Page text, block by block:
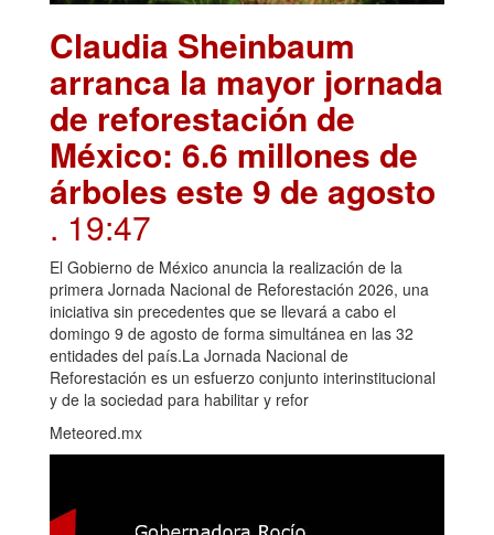
Claudia Sheinbaum
arranca la mayor jornada
de reforestación de
México: 6.6 millones de
árboles este 9 de agosto
. 19:47
El Gobierno de México anuncia la realización de la
primera Jornada Nacional de Reforestación 2026, una
iniciativa sin precedentes que se llevará a cabo el
domingo 9 de agosto de forma simultánea en las 32
entidades del país.La Jornada Nacional de
Reforestación es un esfuerzo conjunto interinstitucional
y de la sociedad para habilitar y refor
Meteored.mx